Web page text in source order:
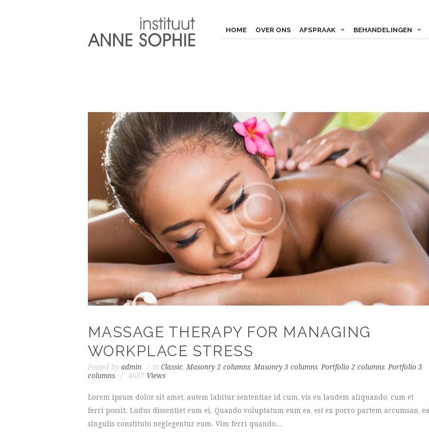
HOME OVER ONS AFSPRAAK BEHANDELINGEN
MASSAGE THERAPY FOR MANAGING
WORKPLACE STRESS
Posted by admin in Classic, Masonry 2 columns, Masonry 3 columns, Portfolio 2 columns, Portfolio 3
columns
4887Views
Lorem ipsum dolor sit amet, autem labitur sententiae id cum, vis eu laudem aliquando, cum et
ferri possit. Ludus dissentiet eum ei. Quando voluptatum eum ea, est ex porro partem accumsan, ea
singulis constituto neglegentur eum. Vim ferri quando...